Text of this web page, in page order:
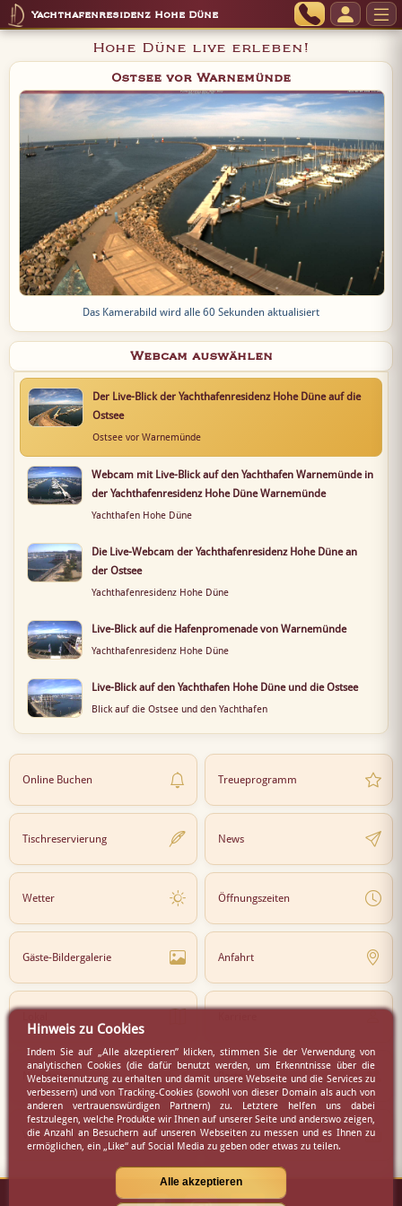
Yachthafenresidenz Hohe Düne
Hohe Düne live erleben!
Ostsee vor Warnemünde
Das Kamerabild wird alle 60 Sekunden aktualisiert
Webcam auswählen
Der Live-Blick der Yachthafenresidenz Hohe Düne auf die
Ostsee
Ostsee vor Warnemünde
Webcam mit Live-Blick auf den Yachthafen Warnemünde in
der Yachthafenresidenz Hohe Düne Warnemünde
Yachthafen Hohe Düne
Die Live-Webcam der Yachthafenresidenz Hohe Düne an
der Ostsee
Yachthafenresidenz Hohe Düne
Live-Blick auf die Hafenpromenade von Warnemünde
Yachthafenresidenz Hohe Düne
Live-Blick auf den Yachthafen Hohe Düne und die Ostsee
Blick auf die Ostsee und den Yachthafen
Online Buchen Treueprogramm
Tischreservierung News
Wetter Öffnungszeiten
Gäste-Bildergalerie Anfahrt
Newsletter Partner
Virtueller Rundgang Presse
Hinweis zu Cookies
Indem Sie auf „Alle akzeptieren” klicken, stimmen Sie der Verwendung von
analytischen Cookies (die dafür benutzt werden, um Erkenntnisse über die
Webseitennutzung zu erhalten und damit unsere Webseite und die Services zu
verbessern) und von Tracking-Cookies (sowohl von dieser Domain als auch von
anderen vertrauenswürdigen Partnern) zu. Letztere helfen uns dabei
festzulegen, welche Produkte wir Ihnen auf unserer Seite und anderswo zeigen,
die Anzahl an Besuchern auf unseren Webseiten zu messen und es Ihnen zu
ermöglichen, ein „Like“ auf Social Media zu geben oder etwas zu teilen.
Alle akzeptieren